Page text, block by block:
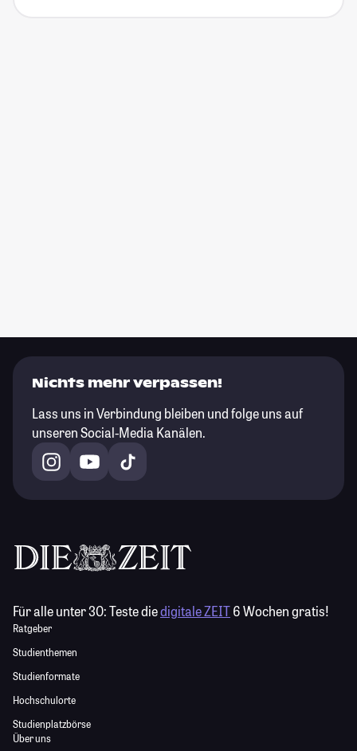
Nichts mehr verpassen!
Lass uns in Verbindung bleiben und folge uns auf
unseren Social-Media Kanälen.
Für alle unter 30:Teste diedigitale ZEIT6 Wochen gratis!
Ratgeber
Studienthemen
Studienformate
Hochschulorte
Studienplatzbörse
Über uns